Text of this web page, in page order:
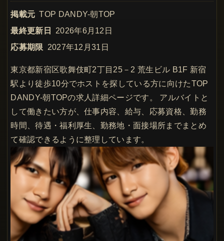
掲載元 TOP DANDY-朝TOP
最終更新日
2026年6月12日
応募期限
2027年12月31日
東京都新宿区歌舞伎町2丁目25－2 荒生ビル B1F 新宿
駅より徒歩10分でホストを探している方に向けたTOP
DANDY-朝TOPの求人詳細ページです。 アルバイトと
して働きたい方が、仕事内容、給与、応募資格、勤務
時間、待遇・福利厚生、勤務地・面接場所までまとめ
て確認できるように整理しています。